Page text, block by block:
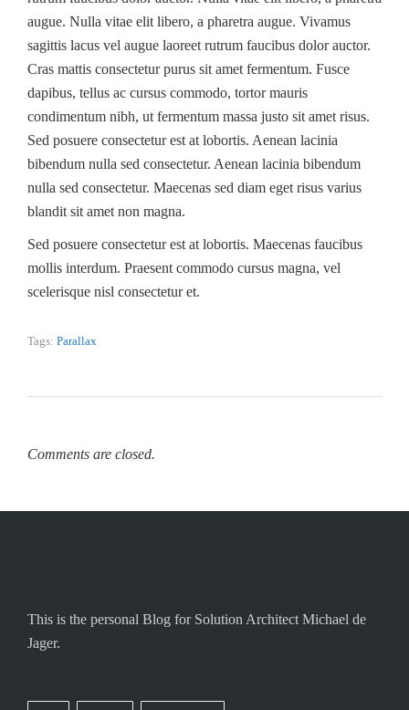
augue. Nulla vitae elit libero, a pharetra augue. Vivamus
sagittis lacus vel augue laoreet rutrum faucibus dolor auctor.
Cras mattis consectetur purus sit amet fermentum. Fusce
dapibus, tellus ac cursus commodo, tortor mauris
condimentum nibh, ut fermentum massa justo sit amet risus.
Sed posuere consectetur est at lobortis. Aenean lacinia
bibendum nulla sed consectetur. Aenean lacinia bibendum
nulla sed consectetur. Maecenas sed diam eget risus varius
blandit sit amet non magna.
Sed posuere consectetur est at lobortis. Maecenas faucibus
mollis interdum. Praesent commodo cursus magna, vel
scelerisque nisl consectetur et.
Tags: Parallax
Comments are closed.
This is the personal Blog for Solution Architect Michael de
Jager.